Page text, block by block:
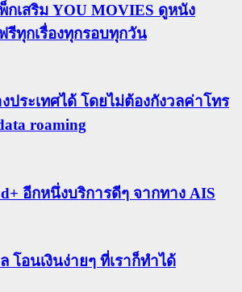
กเสริม YOU MOVIES ดูหนัง
รีทุกเรื่องทุกรอบทุกวัน
ประเทศได้ โดยไม่ต้องกังวลค่าโทร
roaming
อีกหนึ่งบริการดีๆ จากทาง AIS
โอนเงินง่ายๆ ที่เราก็ทำได้